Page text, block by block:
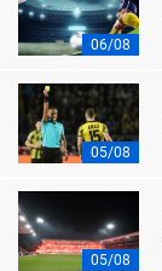
06/08
05/08
05/08